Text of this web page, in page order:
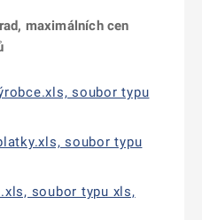
maximálních cen
soubor typu
soubor typu
soubor typu xls,